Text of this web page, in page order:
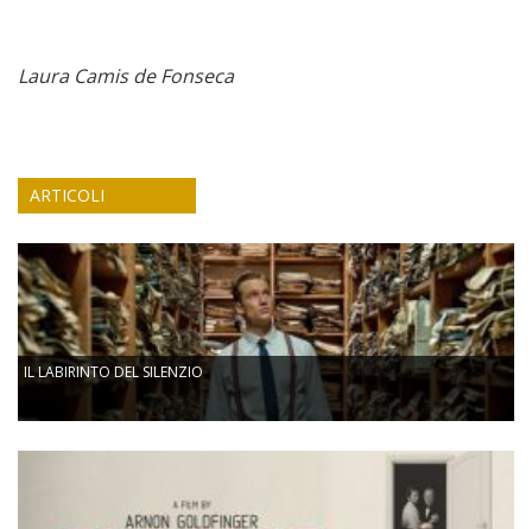
Laura Camis de Fonseca
ARTICOLI
IL LABIRINTO DEL SILENZIO